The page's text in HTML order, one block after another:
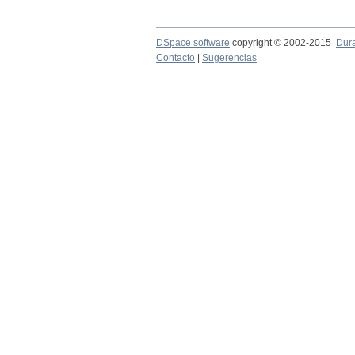
DSpace software copyright © 2002-2015
Contacto
Sugerencias